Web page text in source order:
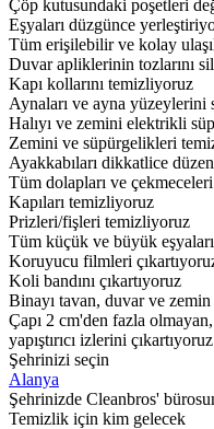
Çöp kutusundaki poşetleri
Eşyaları düzgünce
Tüm erişilebilir ve kolay
Duvar apliklerinin tozlarını
Kapı kollarını temizliyoruz
Aynaları ve ayna yüzeylerini
Halıyı ve zemini elektrikli
Zemini ve süpürgelikleri
Ayakkabıları dikkatlice
Tüm dolapları ve
Kapıları temizliyoruz
Prizleri/fişleri temizliyoruz
Tüm küçük ve büyük
Koruyucu filmleri
Koli bandını çıkartıyoruz
Binayı tavan, duvar ve zemin
Çapı 2 cm'den fazla
yapıştırıcı izlerini çıkartıyoruz
Şehrinizi seçin
Alanya
Şehrinizde Cleanbros'
Temizlik için kim gelecek